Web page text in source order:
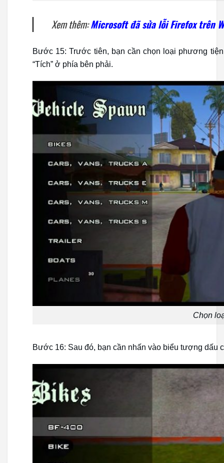
Xem thêm:Microsoft đã sửa lỗi Firefox trên
Bước 15: Trước tiên, bạn cần chọn loại phương
“Tích” ở phía bên phải.
Chọn
Bước 16: Sau đó, bạn cần nhấn vào biểu tượng dấu